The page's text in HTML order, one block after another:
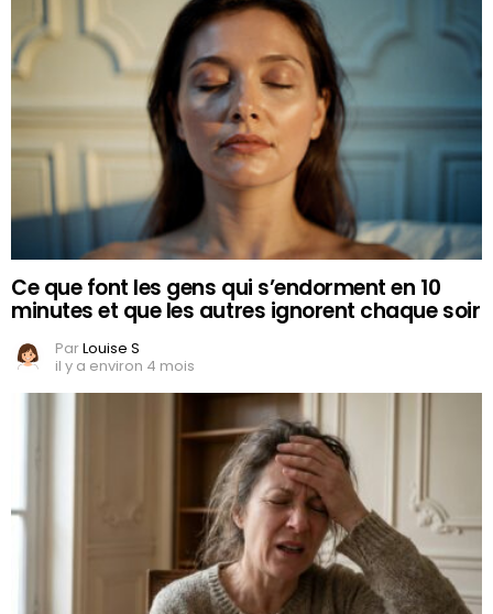
Ce que font les gens qui s’endorment en 10
minutes et que les autres ignorent chaque soir
ParLouise S
il y a environ 4 mois